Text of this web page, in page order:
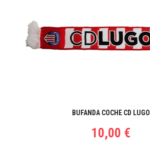
BUFANDA COCHE CD LUGO
10,00 €